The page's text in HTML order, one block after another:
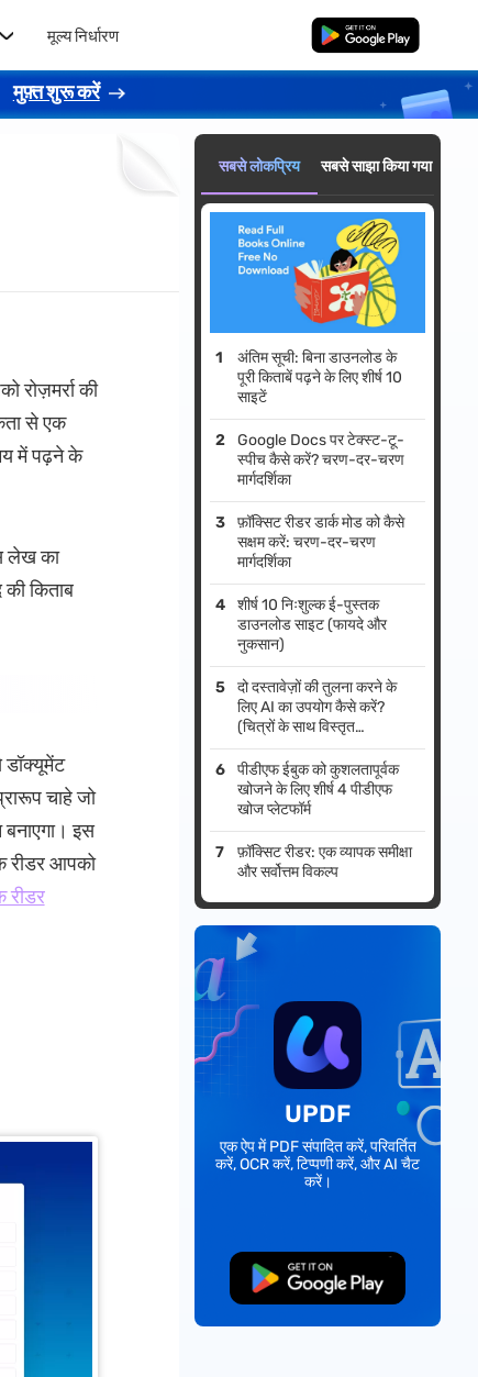
मूल्य निर्धारण मुफ्त डाउनलोड
मुफ़्त शुरू करें
रोज़मर्रा की
से एक
में पढ़ने के
लेख का
किताब
चाहे जो
इस
रीडर आपको
रीडर
सबसे लोकप्रिय सबसे साझा किया गया
अंतिम सूची: बिना डाउनलोड के
पूरी किताबें पढ़ने के लिए शीर्ष 10
साइटें
Google Docs पर टेक्स्ट-टू-
स्पीच कैसे करें? चरण-दर-चरण
मार्गदर्शिका
फ़ॉक्सिट रीडर डार्क मोड को कैसे
सक्षम करें: चरण-दर-चरण
मार्गदर्शिका
शीर्ष 10 निःशुल्क ई-पुस्तक
डाउनलोड साइट (फायदे और
नुकसान)
दो दस्तावेज़ों की तुलना करने के
लिए AI का उपयोग कैसे करें?
(चित्रों के साथ विस्तृत
मार्गदर्शिकाएँ)
पीडीएफ ईबुक को कुशलतापूर्वक
खोजने के लिए शीर्ष 4 पीडीएफ
खोज प्लेटफॉर्म
फ़ॉक्सिट रीडर: एक व्यापक समीक्षा
और सर्वोत्तम विकल्प
UPDF
एक ऐप में PDF संपादित करें, परिवर्तित
करें, OCR करें, टिप्पणी करें, और AI चैट
करें।
मुफ्त डाउनलोड